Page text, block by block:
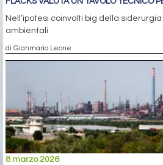
Nell’ipotesi coinvolti big della
ambientali
di Gianmario Leone
8 marzo 2026